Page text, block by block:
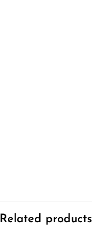
Related products